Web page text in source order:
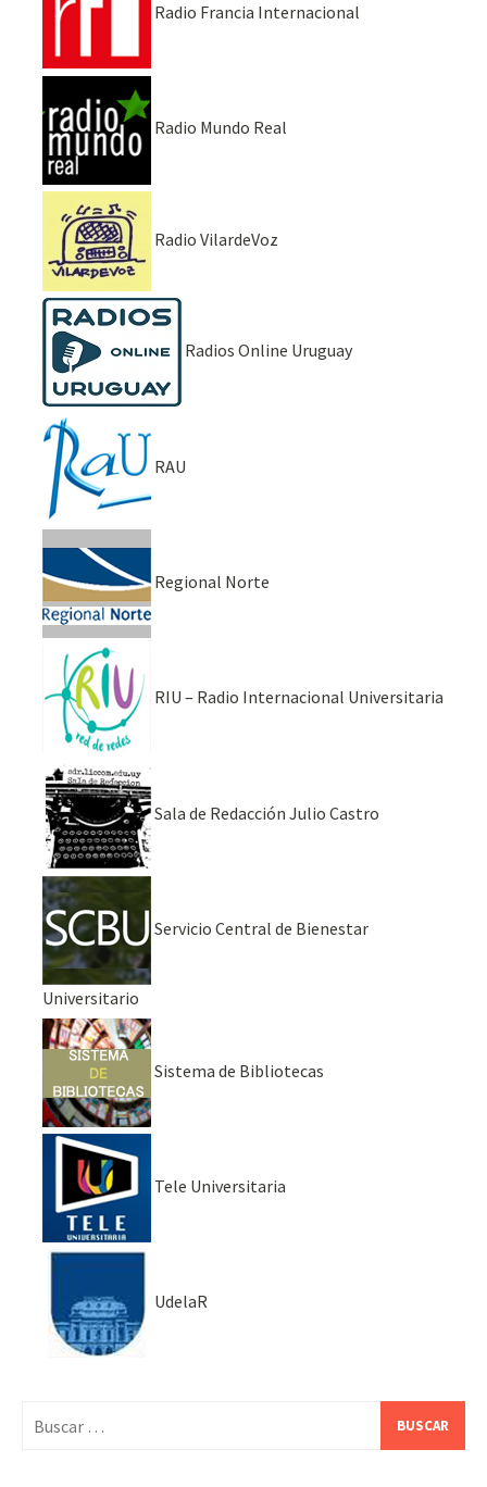
Radio Francia Internacional
Radio Mundo Real
Radio VilardeVoz
Radios Online Uruguay
RAU
Regional Norte
RIU – Radio Internacional Universitaria
Sala de Redacción Julio Castro
Servicio Central de Bienestar
Universitario
Sistema de Bibliotecas
Tele Universitaria
UdelaR